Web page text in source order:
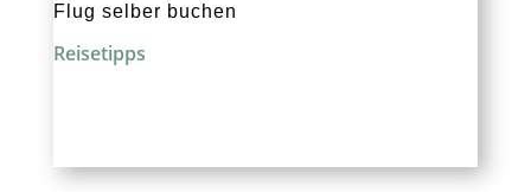
Flug selber buchen
Reisetipps